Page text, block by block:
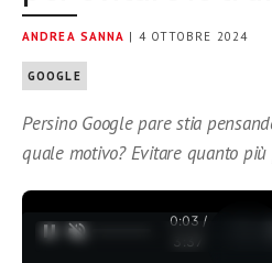
ANDREA SANNA | 4 OTTOBRE 2024
GOOGLE
Persino Google pare stia
quale motivo? Evitare quanto
0:04 /
3:37